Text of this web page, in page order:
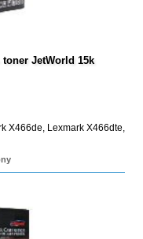
JetWorld 15k
X466de, Lexmark X466dte,